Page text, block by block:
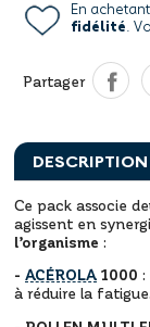
En
fidélité
.
Partager
DESCRIPTION
Ce pack associe
agissent en
l’organisme :
- ACÉROLA1000 :
à réduire la fatigue.